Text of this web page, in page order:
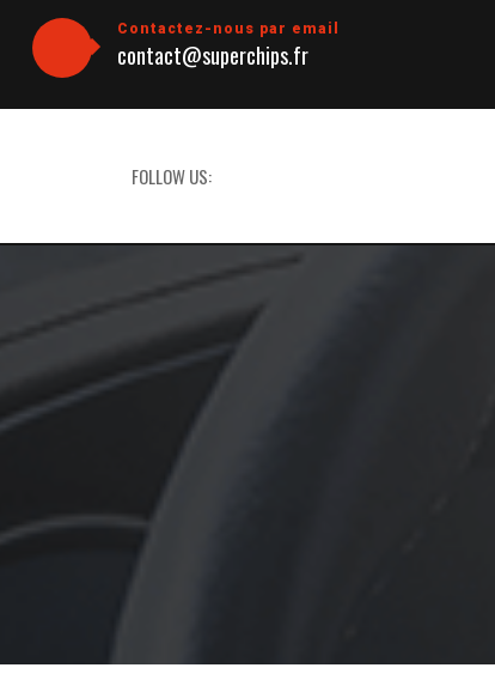
Contactez-nous par email
contact@superchips.fr
FOLLOW US: